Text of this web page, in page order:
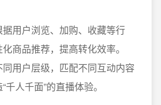
用户浏览、加购、收藏等行
商品推荐，提高转化效率。
用户层级，匹配不同互动内容
人千面”的直播体验。